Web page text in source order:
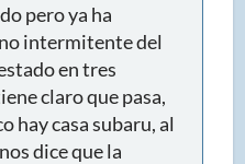
pero ya ha
intermitente del
en tres
claro que pasa,
hay casa subaru, al
dice que la